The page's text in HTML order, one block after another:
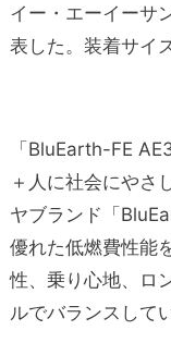
イー・エーイーサ
表した。装着サイ
「BluEarth-FE
＋人に社会にやさ
ヤブランド「
優れた低燃費性能
性、乗り心地、ロ
ルでバランスして